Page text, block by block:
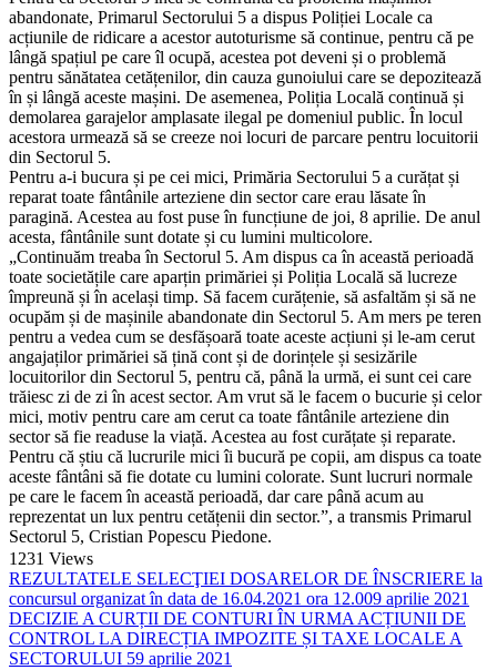
abandonate, Primarul Sectorului 5 a dispus Poliției Locale ca
acțiunile de ridicare a acestor autoturisme să continue, pentru că pe
lângă spațiul pe care îl ocupă, acestea pot deveni și o problemă
pentru sănătatea cetățenilor, din cauza gunoiului care se depozitează
în și lângă aceste mașini. De asemenea, Poliția Locală continuă și
demolarea garajelor amplasate ilegal pe domeniul public. În locul
acestora urmează să se creeze noi locuri de parcare pentru locuitorii
din Sectorul 5.
Pentru a-i bucura și pe cei mici, Primăria Sectorului 5 a curățat și
reparat toate fântânile arteziene din sector care erau lăsate în
paragină. Acestea au fost puse în funcțiune de joi, 8 aprilie. De anul
acesta, fântânile sunt dotate și cu lumini multicolore.
„Continuăm treaba în Sectorul 5. Am dispus ca în această perioadă
toate societățile care aparțin primăriei și Poliția Locală să lucreze
împreună și în același timp. Să facem curățenie, să asfaltăm și să ne
ocupăm și de mașinile abandonate din Sectorul 5. Am mers pe teren
pentru a vedea cum se desfășoară toate aceste acțiuni și le-am cerut
angajaților primăriei să țină cont și de dorințele și sesizările
locuitorilor din Sectorul 5, pentru că, până la urmă, ei sunt cei care
trăiesc zi de zi în acest sector. Am vrut să le facem o bucurie și celor
mici, motiv pentru care am cerut ca toate fântânile arteziene din
sector să fie readuse la viață. Acestea au fost curățate și reparate.
Pentru că știu că lucrurile mici îi bucură pe copii, am dispus ca toate
aceste fântâni să fie dotate cu lumini colorate. Sunt lucruri normale
pe care le facem în această perioadă, dar care până acum au
reprezentat un lux pentru cetățenii din sector.”, a transmis Primarul
Sectorul 5, Cristian Popescu Piedone.
1231 Views
REZULTATELE SELECŢIEI DOSARELOR DE ÎNSCRIERE la
concursul organizat în data de 16.04.2021 ora 12.009 aprilie 2021
DECIZIE A CURȚII DE CONTURI ÎN URMA ACȚIUNII DE
CONTROL LA DIRECȚIA IMPOZITE ȘI TAXE LOCALE A
SECTORULUI 59 aprilie 2021